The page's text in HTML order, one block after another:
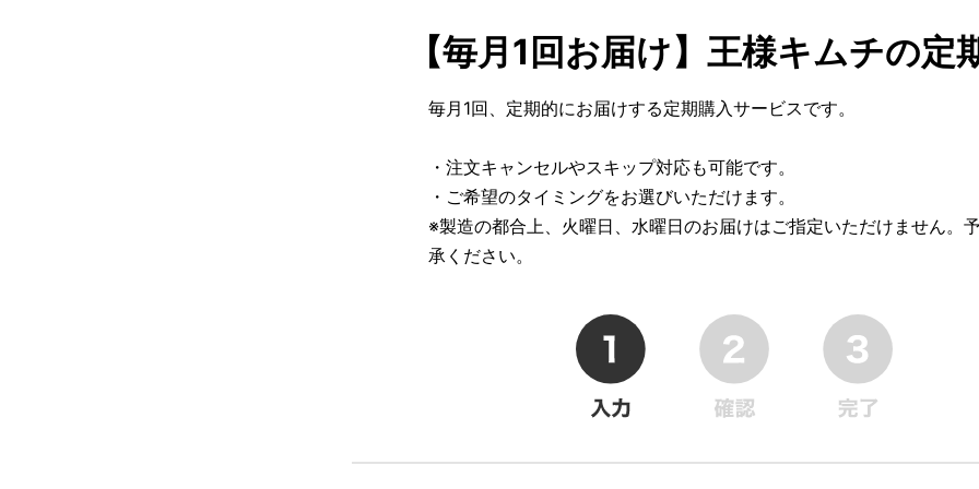
【毎月1回お届け】王様キムチの定
毎月1回、定期的にお届けする定期購入サービスです。
・注文キャンセルやスキップ対応も可能です。
・ご希望のタイミングをお選びいただけます。
※製造の都合上、火曜日、水曜日のお届けはご指定いただけません。
承ください。